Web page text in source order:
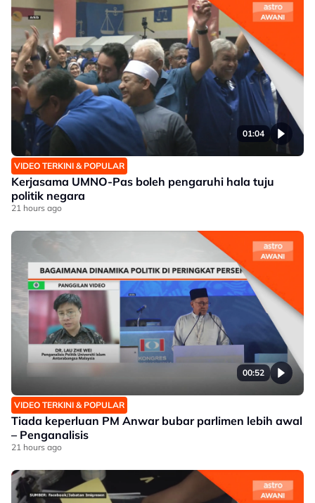
01:04
VIDEO TERKINI & POPULAR
Kerjasama UMNO-Pas boleh pengaruhi hala tuju
politik negara
21 hours ago
00:52
VIDEO TERKINI & POPULAR
Tiada keperluan PM Anwar bubar parlimen lebih awal
– Penganalisis
21 hours ago